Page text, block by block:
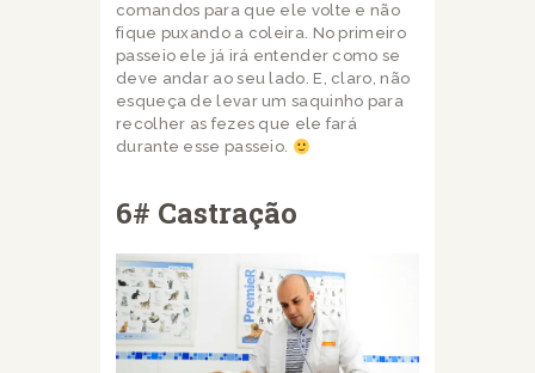
comandos para que ele volte e não
fique puxando a coleira. No primeiro
passeio ele já irá entender como se
deve andar ao seu lado. E, claro, não
esqueça de levar um saquinho para
recolher as fezes que ele fará
durante esse passeio.
6# Castração